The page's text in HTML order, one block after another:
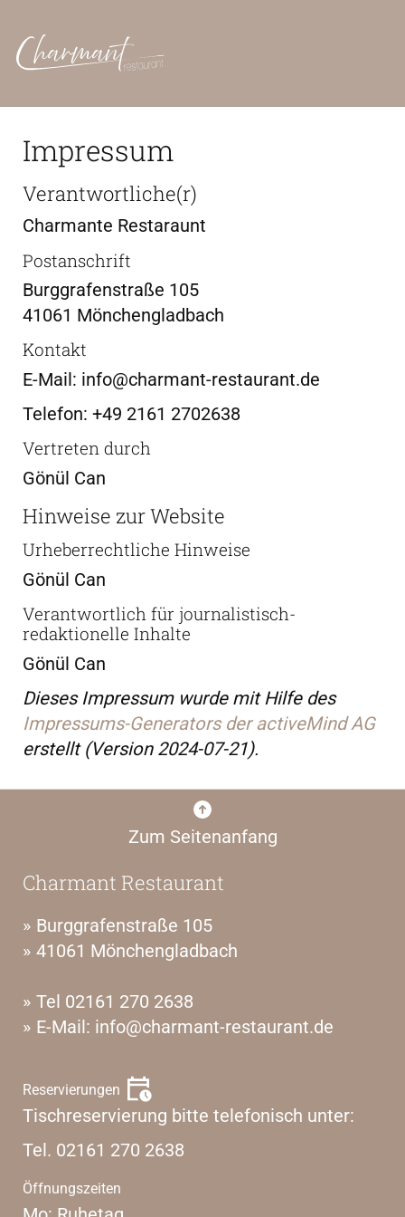
Impressum
Verantwortliche(r)
Charmante Restaraunt
Postanschrift
Burggrafenstraße 105
41061 Mönchengladbach
Kontakt
E-Mail: info@charmant-restaurant.de
Telefon: +49 2161 2702638
Vertreten durch
Gönül Can
Hinweise zur Website
Urheberrechtliche Hinweise
Gönül Can
Verantwortlich für journalistisch-
redaktionelle Inhalte
Gönül Can
Dieses Impressum wurde mit Hilfe des
Impressums-Generators der activeMind AG
erstellt (Version 2024-07-21).
Zum Seitenanfang
Charmant Restaurant
Burggrafenstraße 105
41061 Mönchengladbach
Tel 02161 270 2638
E-Mail: info@charmant-restaurant.de
Reservierungen
Tischreservierung bitte telefonisch unter:
Tel. 02161 270 2638
Öffnungszeiten